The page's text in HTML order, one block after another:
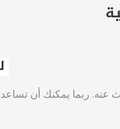
عنه. ربما يمكنك أن